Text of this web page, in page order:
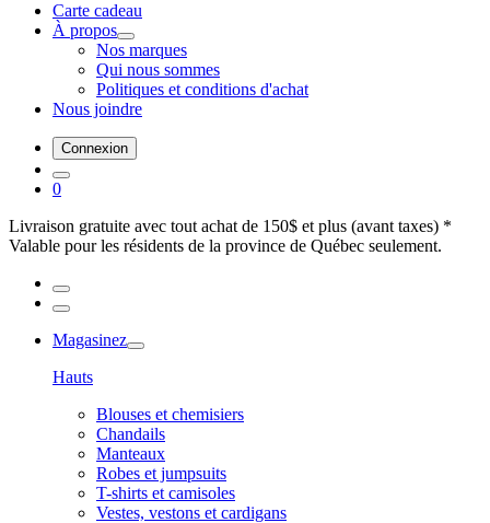
Carte cadeau
À propos
Nos marques
Qui nous sommes
Politiques et conditions d'achat
Nous joindre
Connexion
0
Livraison gratuite avec tout achat de 150$ et plus (avant taxes) *
Valable pour les résidents de la province de Québec seulement.
Magasinez
Hauts
Blouses et chemisiers
Chandails
Manteaux
Robes et jumpsuits
T-shirts et camisoles
Vestes, vestons et cardigans